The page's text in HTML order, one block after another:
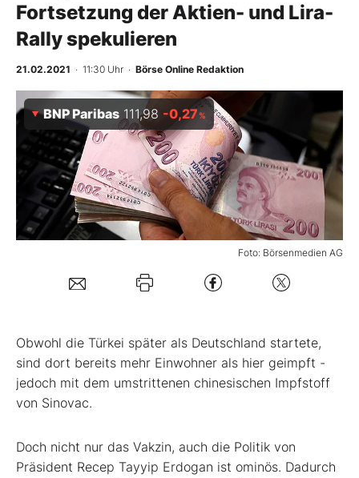
BO-Musterdepots
Experten
Mein B:O
Mein Konto
Folgen Sie uns
Fortsetzung der Aktien- und Lira-
Rally spekulieren
21.02.2021 · 11:30 Uhr · Börse Online Redaktion
Foto: Börsenmedien AG
BNP Paribas 111,98 -0,27%
Obwohl die Türkei später als Deutschland startete,
sind dort bereits mehr Einwohner als hier geimpft -
jedoch mit dem umstrittenen chinesischen Impfstoff
von Sinovac.
Doch nicht nur das Vakzin, auch die Politik von
Präsident Recep Tayyip Erdogan ist ominös. Dadurch